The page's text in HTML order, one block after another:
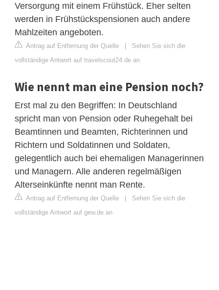
Versorgung mit einem Frühstück. Eher selten
werden in Frühstückspensionen auch andere
Mahlzeiten angeboten.
Antrag auf Entfernung der Quelle | Sehen Sie sich die
vollständige Antwort auf travelscout24.de an
Wie nennt man eine Pension noch?
Erst mal zu den Begriffen: In Deutschland
spricht man von Pension oder Ruhegehalt bei
Beamtinnen und Beamten, Richterinnen und
Richtern und Soldatinnen und Soldaten,
gelegentlich auch bei ehemaligen Managerinnen
und Managern. Alle anderen regelmäßigen
Alterseinkünfte nennt man Rente.
Antrag auf Entfernung der Quelle | Sehen Sie sich die
vollständige Antwort auf gew.de an